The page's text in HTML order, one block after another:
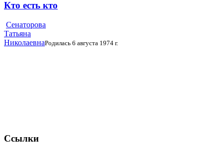
Кто есть кто
Сенаторова
Татьяна
НиколаевнаРодилась 6 августа 1974 г.
Ссылки